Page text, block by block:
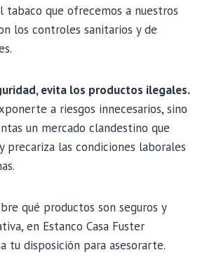
tabaco que ofrecemos a nuestros
los controles sanitarios y de
evita los productos ilegales.
a riesgos innecesarios, sino
un mercado clandestino que
precariza las condiciones laborales
qué productos son seguros y
en Estanco Casa Fuster
tu disposición para asesorarte.